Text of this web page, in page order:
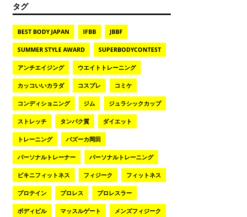
タグ
BEST BODY JAPAN IFBB JBBF
SUMMER STYLE AWARD SUPERBODYCONTEST
アンチエイジング ウエイトトレーニング
カッコいいカラダ コスプレ コミケ
コンディショニング ジム ジュラシックカップ
ストレッチ タンパク質 ダイエット
トレーニング バズーカ岡田
パーソナルトレーナー パーソナルトレーニング
ビキニフィットネス フィジーク フィットネス
プロテイン プロレス プロレスラー
ボディビル マッスルゲート メンズフィジーク